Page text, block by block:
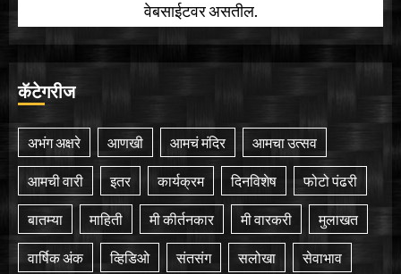
वेबसाईटवर असतील.
कॅटेगरीज
अभंग अक्षरे आणखी आमचं मंदिर आमचा उत्सव
आमची वारी इतर कार्यक्रम दिनविशेष फोटो पंढरी
बातम्या माहिती मी कीर्तनकार मी वारकरी मुलाखत
वार्षिक अंक व्हिडिओ संतसंग सलोखा सेवाभाव